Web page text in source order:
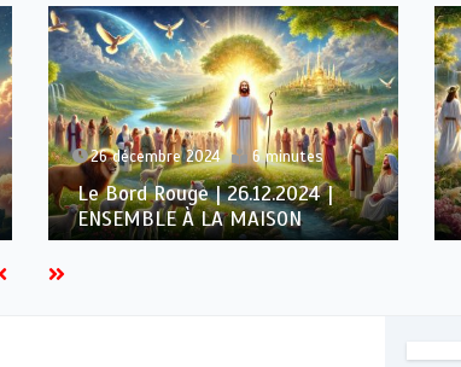
26 décembre 2024 6 minutes
Le Bord Rouge | 26.12.2024 |
ENSEMBLE À LA MAISON